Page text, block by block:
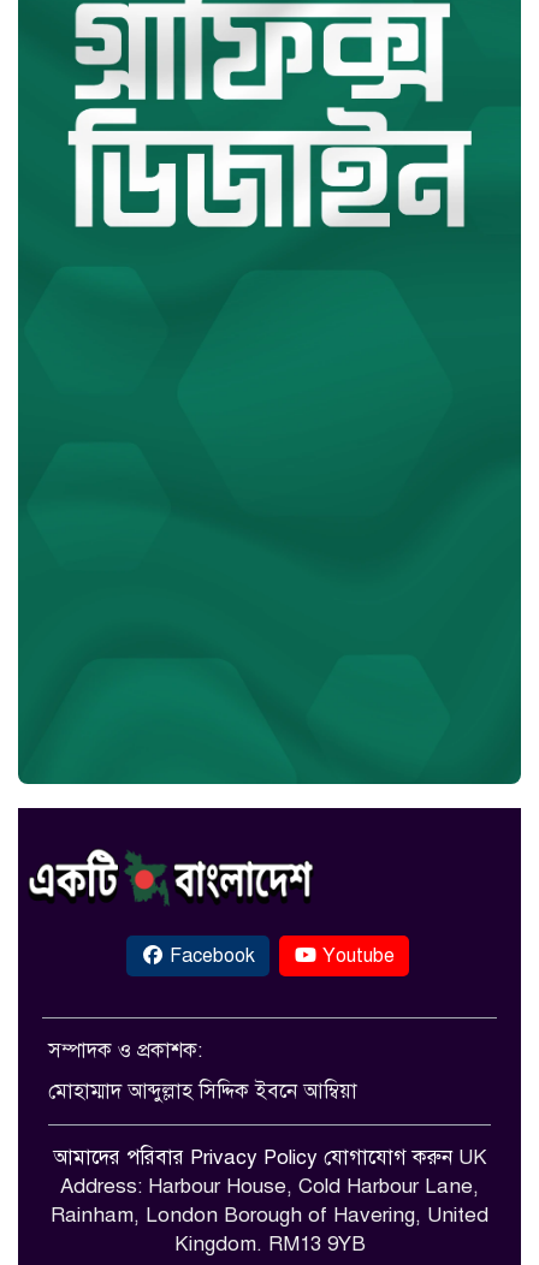
Facebook Youtube
সম্পাদক ও প্রকাশক:
মোহাম্মাদ আব্দুল্লাহ সিদ্দিক ইবনে আম্বিয়া
আমাদের পরিবার Privacy Policy যোগাযোগ করুনUK
Address: Harbour House, Cold Harbour Lane,
Rainham, London Borough of Havering, United
Kingdom. RM13 9YB